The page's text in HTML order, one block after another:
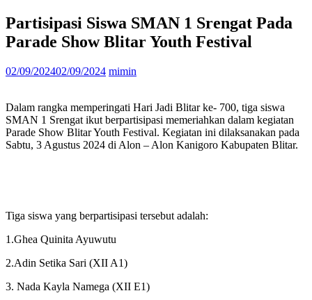
Partisipasi Siswa SMAN 1 Srengat Pada
Parade Show Blitar Youth Festival
02/09/202402/09/2024 mimin
Dalam rangka memperingati Hari Jadi Blitar ke- 700, tiga siswa
SMAN 1 Srengat ikut berpartisipasi memeriahkan dalam kegiatan
Parade Show Blitar Youth Festival. Kegiatan ini dilaksanakan pada
Sabtu, 3 Agustus 2024 di Alon – Alon Kanigoro Kabupaten Blitar.
Tiga siswa yang berpartisipasi tersebut adalah:
1.Ghea Quinita Ayuwutu
2.Adin Setika Sari (XII A1)
3. Nada Kayla Namega (XII E1)